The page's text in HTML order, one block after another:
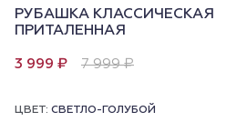
РУБАШКА КЛАССИЧЕСКАЯ
ПРИТАЛЕННАЯ
3 999 ₽ 7 999 ₽
ЦВЕТ: СВЕТЛО-ГОЛУБОЙ